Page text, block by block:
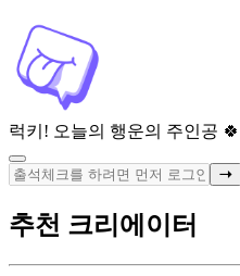
럭키! 오늘의 행운의 주인공 🍀
추천 크리에이터